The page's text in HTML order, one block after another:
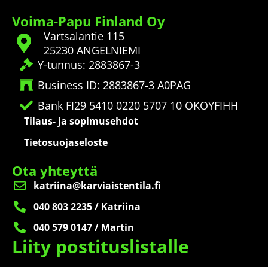
Voima-Papu Finland Oy
Vartsalantie 115
25230 ANGELNIEMI
Y-tunnus: 2883867-3
Business ID: 2883867-3 A0PAG
Bank FI29 5410 0220 5707 10 OKOYFIHH
Tilaus- ja sopimusehdot
Tietosuojaseloste
Ota yhteyttä
katriina@karviaistentila.fi
040 803 2235 / Katriina
040 579 0147 / Martin
Liity postituslistalle